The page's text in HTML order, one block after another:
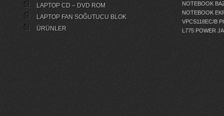
LAPTOP CD – DVD ROM
LAPTOP FAN SOĞUTUCU BLOK
ÜRÜNLER
NOTEBOOK
NOTEBOOK
VPCS118EC/B
L775 POWER